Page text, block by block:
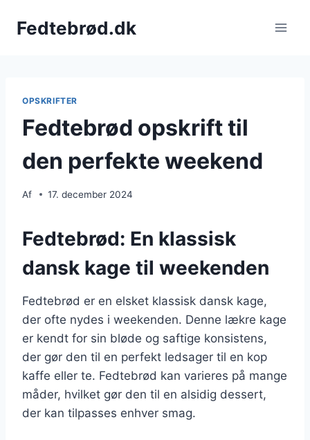
Fedtebrød.dk
OPSKRIFTER
Fedtebrød opskrift til
den perfekte weekend
Af 17. december 2024
Fedtebrød: En klassisk
dansk kage til weekenden
Fedtebrød er en elsket klassisk dansk kage,
der ofte nydes i weekenden. Denne lækre kage
er kendt for sin bløde og saftige konsistens,
der gør den til en perfekt ledsager til en kop
kaffe eller te. Fedtebrød kan varieres på mange
måder, hvilket gør den til en alsidig dessert,
der kan tilpasses enhver smag.